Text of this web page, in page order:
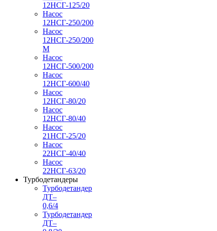
12НСГ-125/20
Насос
12НСГ-250/200
Насос
12НСГ-250/200
М
Насос
12НСГ-500/200
Насос
12НСГ-600/40
Насос
12НСГ-80/20
Насос
12НСГ-80/40
Насос
21НСГ-25/20
Насос
22НСГ-40/40
Насос
22НСГ-63/20
Турбодетандеры
Турбодетандер
ДТ–
0,6/4
Турбодетандер
ДТ–